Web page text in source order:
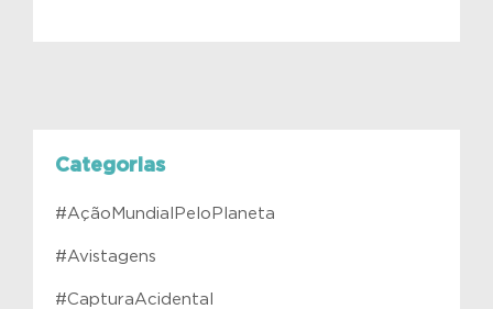
Categorias
#AçãoMundialPeloPlaneta
#Avistagens
#CapturaAcidental